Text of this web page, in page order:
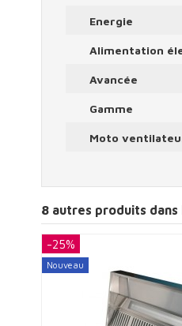
Energie
Alimentation
Avancée
Gamme
Moto
8 autres produits
-25%
Nouveau